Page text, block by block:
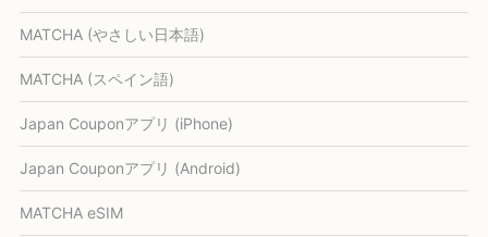
MATCHA (やさしい日本語)
MATCHA (スペイン語)
Japan Couponアプリ (iPhone)
Japan Couponアプリ (Android)
MATCHA eSIM